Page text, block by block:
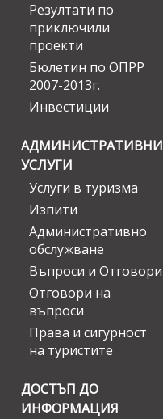
Резултати по
приключили
проекти
Бюлетин по ОПРР
2007-2013г.
Инвестиции
АДМИНИСТРАТИВНИ
УСЛУГИ
Услуги в туризма
Изпити
Административно
обслужване
Въпроси и Отговори
Отговори на
въпроси
Права и сигурност
на туристите
ДОСТЪП ДО
ИНФОРМАЦИЯ